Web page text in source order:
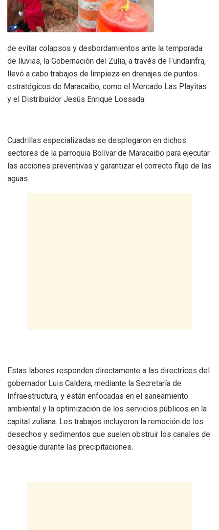
de evitar colapsos y desbordamientos ante la temporada
de lluvias, la Gobernación del Zulia, a través de Fundainfra,
llevó a cabo trabajos de limpieza en drenajes de puntos
estratégicos de Maracaibo, como el Mercado Las Playitas
y el Distribuidor Jesús Enrique Lossada.
Cuadrillas especializadas se desplegaron en dichos
sectores de la parroquia Bolívar de Maracaibo para ejecutar
las acciones preventivas y garantizar el correcto flujo de las
aguas.
Estas labores responden directamente a las directrices del
gobernador Luis Caldera, mediante la Secretaría de
Infraestructura, y están enfocadas en el saneamiento
ambiental y la optimización de los servicios públicos en la
capital zuliana. Los trabajos incluyeron la remoción de los
desechos y sedimentos que suelen obstruir los canales de
desagüe durante las precipitaciones.